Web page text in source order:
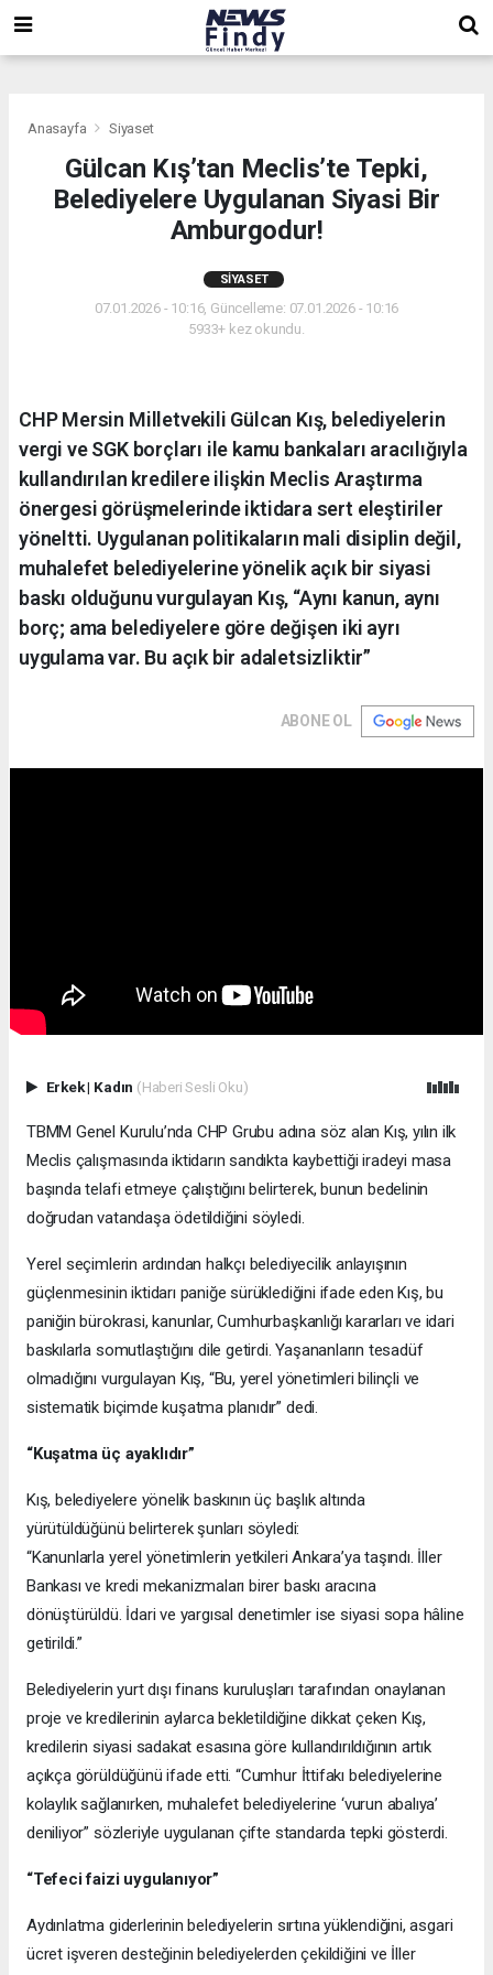
Anasayfa Siyaset
Gülcan Kış’tan Meclis’te Tepki,
Belediyelere Uygulanan Siyasi Bir
Amburgodur!
SIYASET
07.01.2026 - 10:16, Güncelleme: 07.01.2026 - 10:16
5933+ kez okundu.
CHP Mersin Milletvekili Gülcan Kış, belediyelerin
vergi ve SGK borçları ile kamu bankaları aracılığıyla
kullandırılan kredilere ilişkin Meclis Araştırma
önergesi görüşmelerinde iktidara sert eleştiriler
yöneltti. Uygulanan politikaların mali disiplin değil,
muhalefet belediyelerine yönelik açık bir siyasi
baskı olduğunu vurgulayan Kış, “Aynı kanun, aynı
borç; ama belediyelere göre değişen iki ayrı
uygulama var. Bu açık bir adaletsizliktir”
ABONE OL
Erkek| Kadın (Haberi Sesli Oku)
TBMM Genel Kurulu’nda CHP Grubu adına söz alan Kış, yılın ilk
Meclis çalışmasında iktidarın sandıkta kaybettiği iradeyi masa
başında telafi etmeye çalıştığını belirterek, bunun bedelinin
doğrudan vatandaşa ödetildiğini söyledi.
Yerel seçimlerin ardından halkçı belediyecilik anlayışının
güçlenmesinin iktidarı paniğe sürüklediğini ifade eden Kış, bu
paniğin bürokrasi, kanunlar, Cumhurbaşkanlığı kararları ve idari
baskılarla somutlaştığını dile getirdi. Yaşananların tesadüf
olmadığını vurgulayan Kış, “Bu, yerel yönetimleri bilinçli ve
sistematik biçimde kuşatma planıdır” dedi.
“Kuşatma üç ayaklıdır”
Kış, belediyelere yönelik baskının üç başlık altında
yürütüldüğünü belirterek şunları söyledi:
“Kanunlarla yerel yönetimlerin yetkileri Ankara’ya taşındı. İller
Bankası ve kredi mekanizmaları birer baskı aracına
dönüştürüldü. İdari ve yargısal denetimler ise siyasi sopa hâline
getirildi.”
Belediyelerin yurt dışı finans kuruluşları tarafından onaylanan
proje ve kredilerinin aylarca bekletildiğine dikkat çeken Kış,
kredilerin siyasi sadakat esasına göre kullandırıldığının artık
açıkça görüldüğünü ifade etti. “Cumhur İttifakı belediyelerine
kolaylık sağlanırken, muhalefet belediyelerine ‘vurun abalıya’
deniliyor” sözleriyle uygulanan çifte standarda tepki gösterdi.
“Tefeci faizi uygulanıyor”
Aydınlatma giderlerinin belediyelerin sırtına yüklendiğini, asgari
ücret işveren desteğinin belediyelerden çekildiğini ve İller